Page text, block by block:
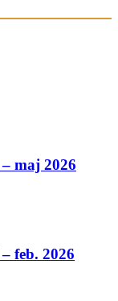
maj 2026
feb. 2026